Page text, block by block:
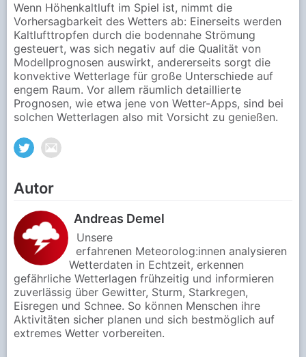
Wenn Höhenkaltluft im Spiel ist, nimmt die
Vorhersagbarkeit des Wetters ab: Einerseits werden
Kaltlufttropfen durch die bodennahe Strömung
gesteuert, was sich negativ auf die Qualität von
Modellprognosen auswirkt, andererseits sorgt die
konvektive Wetterlage für große Unterschiede auf
engem Raum. Vor allem räumlich detaillierte
Prognosen, wie etwa jene von Wetter-Apps, sind bei
solchen Wetterlagen also mit Vorsicht zu genießen.
Autor
Andreas Demel
Unsere
erfahrenen Meteorolog:innen analysieren
Wetterdaten in Echtzeit, erkennen
gefährliche Wetterlagen frühzeitig und informieren
zuverlässig über Gewitter, Sturm, Starkregen,
Eisregen und Schnee. So können Menschen ihre
Aktivitäten sicher planen und sich bestmöglich auf
extremes Wetter vorbereiten.